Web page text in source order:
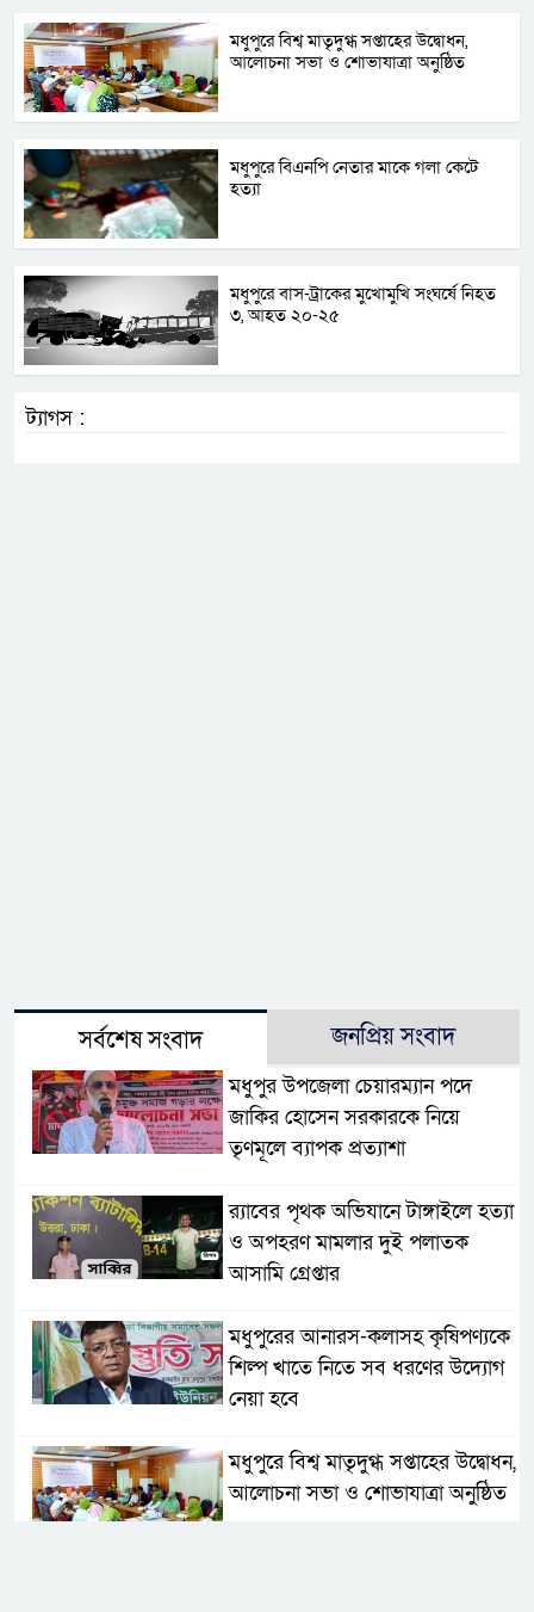
মধুপুরে বিশ্ব মাতৃদুগ্ধ সপ্তাহের উদ্বোধন,
আলোচনা সভা ও শোভাযাত্রা অনুষ্ঠিত
মধুপুরে বিএনপি নেতার মাকে গলা কেটে
হত্যা
মধুপুরে বাস-ট্রাকের মুখোমুখি সংঘর্ষে নিহত
৩, আহত ২০-২৫
ট্যাগস :
সর্বশেষ সংবাদ জনপ্রিয় সংবাদ
মধুপুর উপজেলা চেয়ারম্যান পদে
জাকির হোসেন সরকারকে নিয়ে
তৃণমূলে ব্যাপক প্রত্যাশা
র‌্যাবের পৃথক অভিযানে টাঙ্গাইলে হত্যা
ও অপহরণ মামলার দুই পলাতক
আসামি গ্রেপ্তার
মধুপুরের আনারস-কলাসহ কৃষিপণ্যকে
শিল্প খাতে নিতে সব ধরণের উদ্যোগ
নেয়া হবে
মধুপুরে বিশ্ব মাতৃদুগ্ধ সপ্তাহের উদ্বোধন,
আলোচনা সভা ও শোভাযাত্রা অনুষ্ঠিত